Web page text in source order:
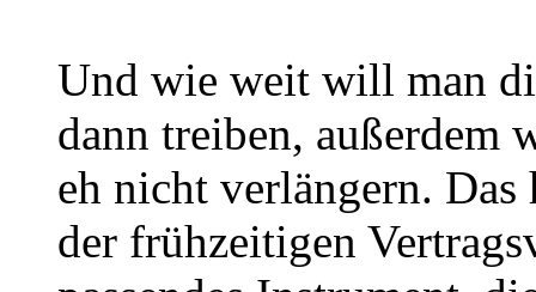
Und wie weit will man
dann treiben, außerdem
eh nicht verlängern.
der frühzeitigen